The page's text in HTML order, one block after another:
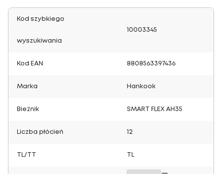
Kod szybkiego
wyszukiwania
10003345
Kod EAN 8808563397436
Marka Hankook
Bieżnik SMART FLEX AH35
Liczba płócień 12
TL/TT